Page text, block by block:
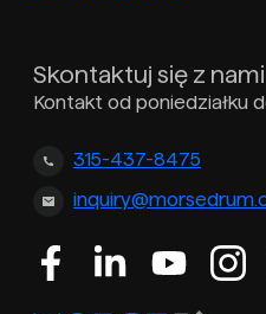
Skontaktuj się z nami
Kontakt od poniedziałku
315-437-8475